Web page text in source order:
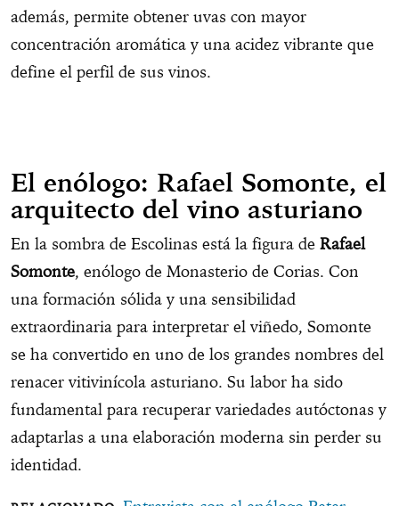
además, permite obtener uvas con mayor
concentración aromática y una acidez vibrante que
define el perfil de sus vinos.
El enólogo: Rafael Somonte, el
arquitecto del vino asturiano
En la sombra de Escolinas está la figura de Rafael
Somonte, enólogo de Monasterio de Corias. Con
una formación sólida y una sensibilidad
extraordinaria para interpretar el viñedo, Somonte
se ha convertido en uno de los grandes nombres del
renacer vitivinícola asturiano. Su labor ha sido
fundamental para recuperar variedades autóctonas y
adaptarlas a una elaboración moderna sin perder su
identidad.